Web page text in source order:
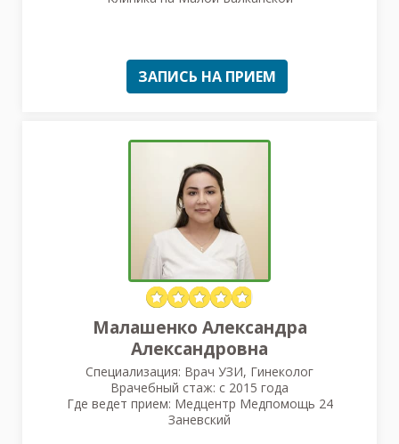
ЗАПИСЬ НА ПРИЕМ
Малашенко Александра
Александровна
Специализация: Врач УЗИ, Гинеколог
Врачебный стаж: с 2015 года
Где ведет прием: Медцентр Медпомощь 24
Заневский